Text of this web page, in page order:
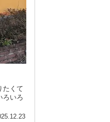
たくて
ろいろ